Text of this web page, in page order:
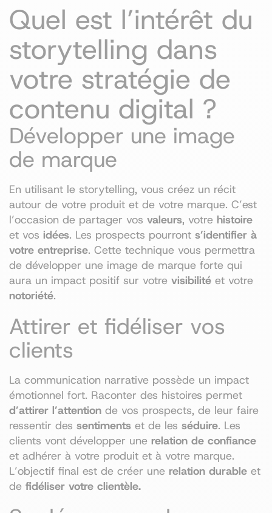
Quel est l’intérêt du
storytelling dans
votre stratégie de
contenu digital ?
Développer une image
de marque
En utilisant le storytelling, vous créez un récit
autour de votre produit et de votre marque. C’est
l’occasion de partager vos valeurs, votre histoire
et vos idées. Les prospects pourront s’identifier à
votre entreprise. Cette technique vous permettra
de développer une image de marque forte qui
aura un impact positif sur votre visibilité et votre
notoriété.
Attirer et fidéliser vos
clients
La communication narrative possède un impact
émotionnel fort. Raconter des histoires permet
d’attirer l’attention de vos prospects, de leur faire
ressentir des sentiments et de les séduire. Les
clients vont développer une relation de confiance
et adhérer à votre produit et à votre marque.
L’objectif final est de créer une relation durable et
de fidéliser votre clientèle.